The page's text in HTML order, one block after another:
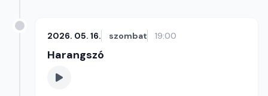
2026. 05. 16. szombat 19:00
Harangszó